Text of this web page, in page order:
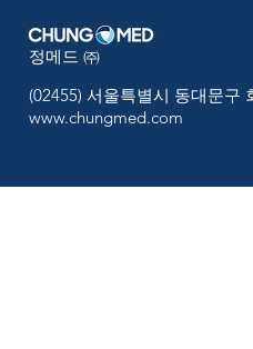
정메드 ㈜
(02455) 서울특별시 동대문구
www.chungmed.com